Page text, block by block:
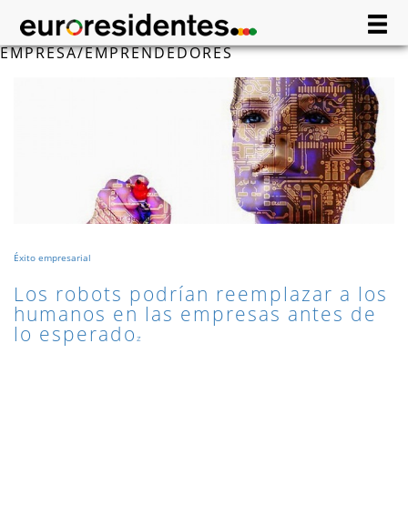
EMPRESA/EMPRENDEDORES
Éxito empresarial
Los robots podrían reemplazar a los
humanos en las empresas antes de
lo esperado z